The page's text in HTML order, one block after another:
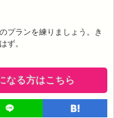
プランを練りましょう。き
ず。
なる方はこちら